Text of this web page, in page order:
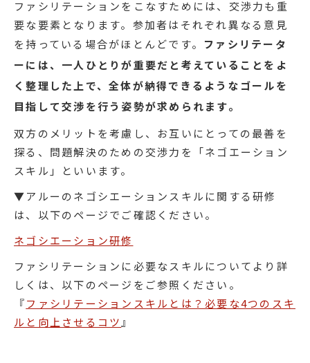
ファシリテーションをこなすためには、交渉力も重
要な要素となります。参加者はそれぞれ異なる意見
を持っている場合がほとんどです。 ファシリテータ
ーには、一人ひとりが重要だと考えていることをよ
く整理した上で、全体が納得できるようなゴールを
目指して交渉を行う姿勢が求められます。
双方のメリットを考慮し、お互いにとっての最善を
探る、問題解決のための交渉力を「ネゴエーション
スキル」といいます。
▼アルーのネゴシエーションスキルに関する研修
は、以下のページでご確認ください。
ネゴシエーション研修
ファシリテーションに必要なスキルについてより詳
しくは、以下のページをご参照ください。
『ファシリテーションスキルとは？必要な4つのスキ
ルと向上させるコツ 』